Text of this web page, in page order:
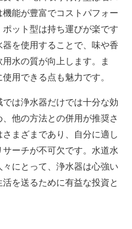
能が豊富でコストパフォー
ット型は持ち運びが楽です
を使用することで、味や香
水の質が向上します。ま
用できる点も魅力です。
は浄水器だけでは十分な効
他の方法との併用が推奨さ
まざまであり、自分に適し
ーチが不可欠です。水道水
にとって、浄水器は心強い
を送るために有益な投資と